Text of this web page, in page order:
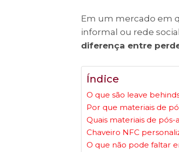
Em um mercado em
informal ou rede
diferença entre
Índice
O que são leave
Por que materiais de
Quais materiais de
Chaveiro NFC
O que não pode faltar